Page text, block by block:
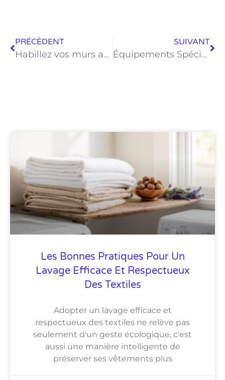
PRÉCÈDENT
Habillez vos murs avec des instants forts imprimes en poster photo
SUIVANT
Équipements Spécialisés pour un Guide Nettoyage Dalles Gravillonnées Professionnel Efficace
Les Bonnes Pratiques Pour Un
Lavage Efficace Et Respectueux
Des Textiles
Adopter un lavage efficace et
respectueux des textiles ne relève pas
seulement d'un geste écologique, c'est
aussi une manière intelligente de
préserver ses vêtements plus